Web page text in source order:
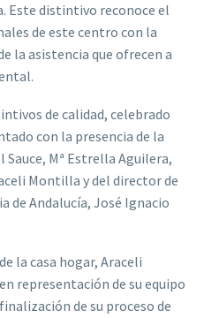
Este distintivo reconoce el
de este centro con la
la asistencia que ofrecen a
de calidad, celebrado
con la presencia de la
Mª Estrella Aguilera,
Montilla y del director de
de Andalucía, José Ignacio
la casa hogar, Araceli
representación de su equipo
de su proceso de